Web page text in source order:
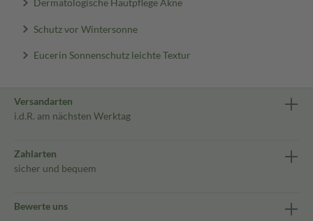
Schutz vor Wintersonne
Eucerin Sonnenschutz leichte Textur
Versandarten
i.d.R. am nächsten Werktag
Zahlarten
sicher und bequem
Bewerte uns